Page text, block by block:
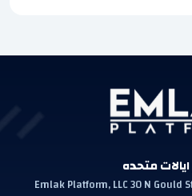
متحده
Emlak Platform, LLC 30 N Gould